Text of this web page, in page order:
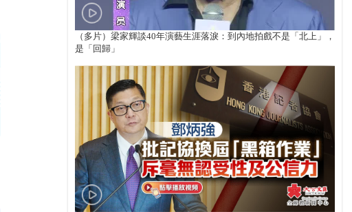
（多片）梁家輝談40年演藝生涯落淚：到內地拍戲不是「北上」，
是「回歸」